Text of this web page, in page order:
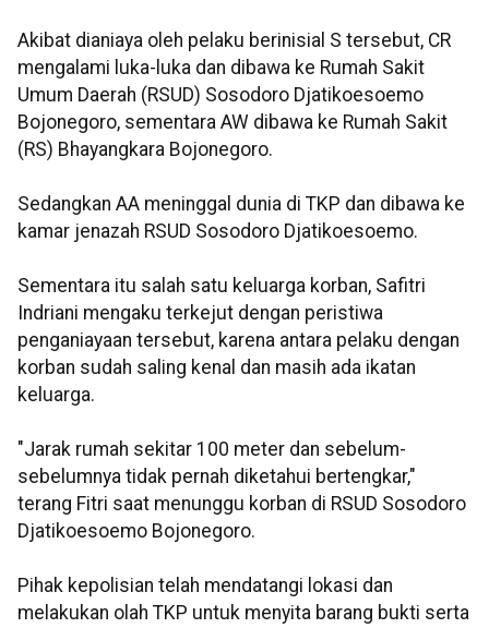
Akibat dianiaya oleh pelaku berinisial S tersebut, CR
mengalami luka-luka dan dibawa ke Rumah Sakit
Umum Daerah (RSUD) Sosodoro Djatikoesoemo
Bojonegoro, sementara AW dibawa ke Rumah Sakit
(RS) Bhayangkara Bojonegoro.
Sedangkan AA meninggal dunia di TKP dan dibawa ke
kamar jenazah RSUD Sosodoro Djatikoesoemo.
Sementara itu salah satu keluarga korban, Safitri
Indriani mengaku terkejut dengan peristiwa
penganiayaan tersebut, karena antara pelaku dengan
korban sudah saling kenal dan masih ada ikatan
keluarga.
"Jarak rumah sekitar 100 meter dan sebelum-
sebelumnya tidak pernah diketahui bertengkar,"
terang Fitri saat menunggu korban di RSUD Sosodoro
Djatikoesoemo Bojonegoro.
Pihak kepolisian telah mendatangi lokasi dan
melakukan olah TKP untuk menyita barang bukti serta